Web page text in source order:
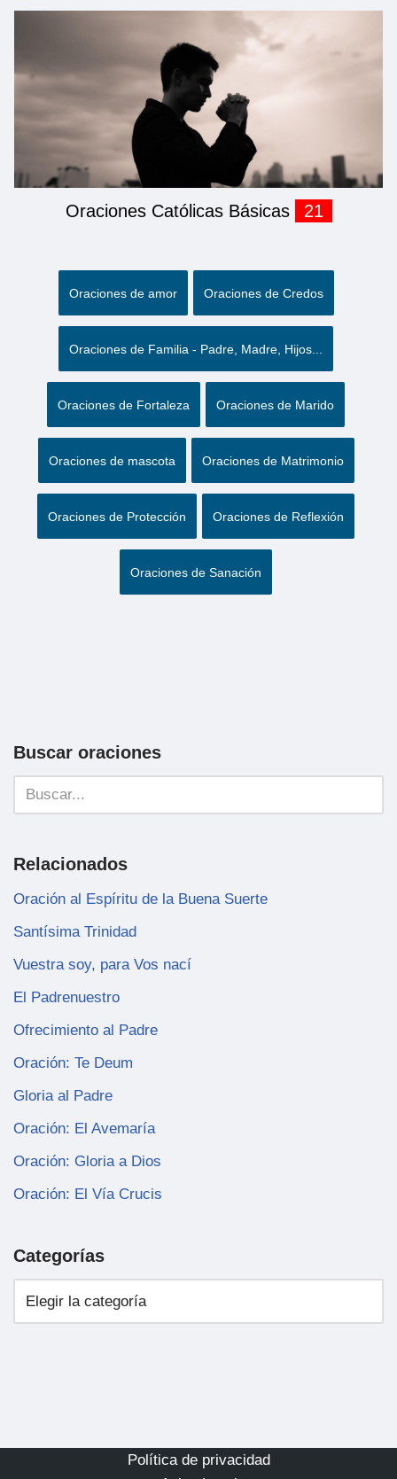
Oraciones Católicas Básicas 21
Oraciones de amor Oraciones de Credos
Oraciones de Familia - Padre, Madre, Hijos...
Oraciones de Fortaleza Oraciones de Marido
Oraciones de mascota Oraciones de Matrimonio
Oraciones de Protección Oraciones de Reflexión
Oraciones de Sanación
Buscar oraciones
Relacionados
Oración al Espíritu de la Buena Suerte
Santísima Trinidad
Vuestra soy, para Vos nací
El Padrenuestro
Ofrecimiento al Padre
Oración: Te Deum
Gloria al Padre
Oración: El Avemaría
Oración: Gloria a Dios
Oración: El Vía Crucis
Categorías
Política de privacidad